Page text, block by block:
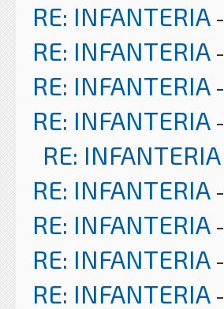
RE: INFANTERIA -
RE: INFANTERIA -
RE: INFANTERIA -
RE: INFANTERIA -
RE: INFANTERIA
RE: INFANTERIA -
RE: INFANTERIA -
RE: INFANTERIA -
RE: INFANTERIA -